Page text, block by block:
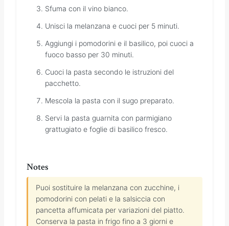
Sfuma con il vino bianco.
Unisci la melanzana e cuoci per 5 minuti.
Aggiungi i pomodorini e il basilico, poi cuoci a
fuoco basso per 30 minuti.
Cuoci la pasta secondo le istruzioni del
pacchetto.
Mescola la pasta con il sugo preparato.
Servi la pasta guarnita con parmigiano
grattugiato e foglie di basilico fresco.
Notes
Puoi sostituire la melanzana con zucchine, i
pomodorini con pelati e la salsiccia con
pancetta affumicata per variazioni del piatto.
Conserva la pasta in frigo fino a 3 giorni e